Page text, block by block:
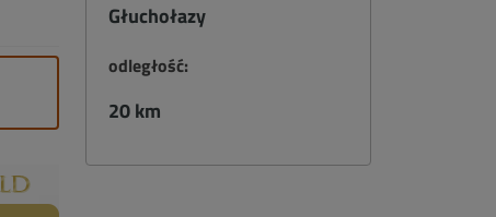
Głuchołazy
odległość:
20 km